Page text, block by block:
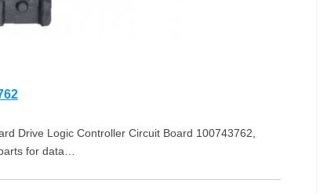
Drive Logic Controller Circuit Board 100743762,
for data…